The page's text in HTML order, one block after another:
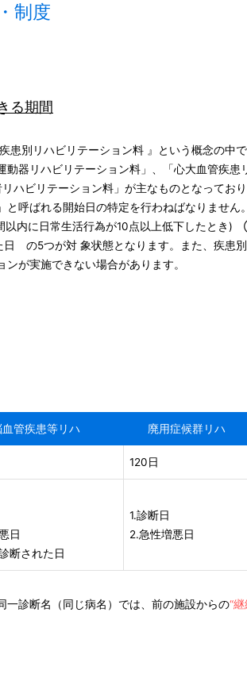
制度
る期間
別リハビリテーション料 』という概念の中
器リハビリテーション料」、「心大血管疾
ハビリテーション料」が主なものとなってお
と呼ばれる開始日の特定を行わねばなり
内に日常生活行為が10点以上低下したとき
5つが対 象状態となります。また、疾患別
が実施できない場合があります。
血管疾患等リハ 廃用症候群リハ
120日
日
断された日
1.診断日
2.急性増悪日
診断名（同じ病名）では、前の施設からの“継